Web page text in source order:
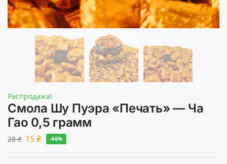
Распродажа!
Смола Шу Пуэра «Печать» — Ча
Гао 0,5 грамм
28₴ 15₴ -46%